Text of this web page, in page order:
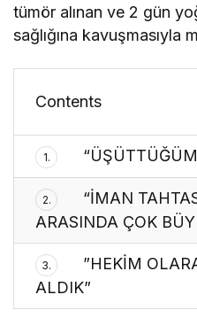
tümör alınan ve 2 gün
sağlığına kavuşmasıyla
Contents
1.
2.
“İMAN
ARASINDA ÇOK
3.
”HEKİM
ALDIK”